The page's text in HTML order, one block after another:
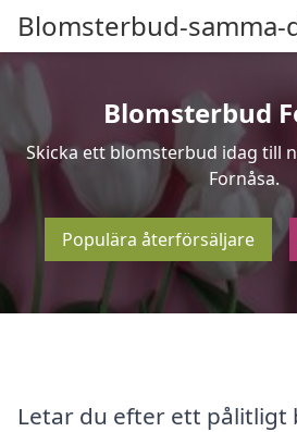
Blomsterbud-samma-
Blomsterbud
Skicka ett blomsterbud idag till
Fornåsa.
Populära återförsäljare
Letar du efter ett pålitligt